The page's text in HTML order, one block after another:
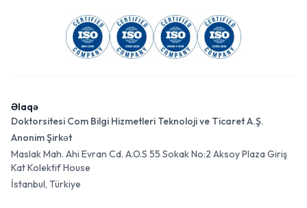
Əlaqə
Doktorsitesi Com Bilgi Hizmetleri Teknoloji ve Ticaret A.Ş.
Anonim Şirkət
Maslak Mah. Ahi Evran Cd. A.O.S 55 Sokak No:2 Aksoy Plaza Giriş
Kat Kolektif House
İstanbul, Türkiye